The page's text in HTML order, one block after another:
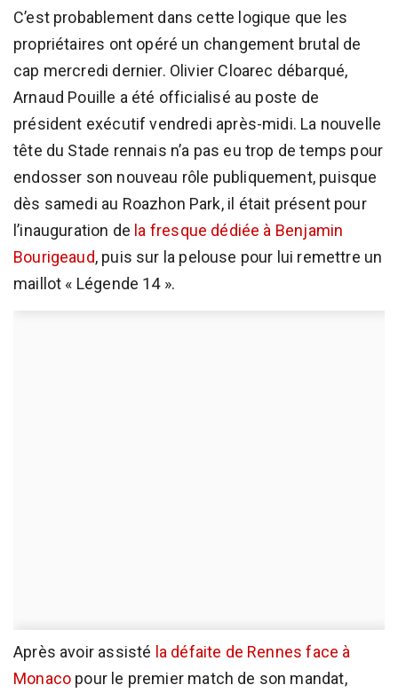
C’est probablement dans cette logique que les
propriétaires ont opéré un changement brutal de
cap mercredi dernier. Olivier Cloarec débarqué,
Arnaud Pouille a été officialisé au poste de
président exécutif vendredi après-midi. La nouvelle
tête du Stade rennais n’a pas eu trop de temps pour
endosser son nouveau rôle publiquement, puisque
dès samedi au Roazhon Park, il était présent pour
l’inauguration de la fresque dédiée à Benjamin
Bourigeaud, puis sur la pelouse pour lui remettre un
maillot « Légende 14 ».
Après avoir assisté la défaite de Rennes face à
Monaco pour le premier match de son mandat,